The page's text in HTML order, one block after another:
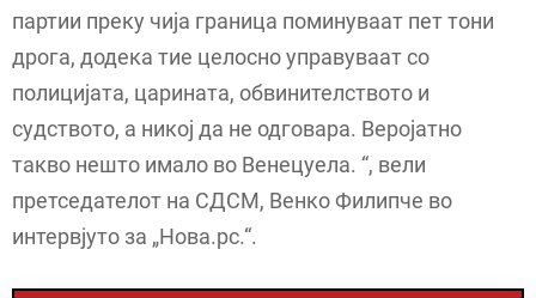
партии преку чија граница поминуваат пет тони
дрога, додека тие целосно управуваат со
полицијата, царината, обвинителството и
судството, а никој да не одговара. Веројатно
такво нешто имало во Венецуела. “, вели
претседателот на СДСМ, Венко Филипче во
интервјуто за „Нова.рс.“.